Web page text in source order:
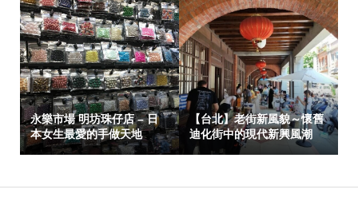
永樂市場 明坊珠仔店 – 日
本女生最愛的手做天地
【台北】老街新風貌～懷舊
迪化街中的現代新興風潮